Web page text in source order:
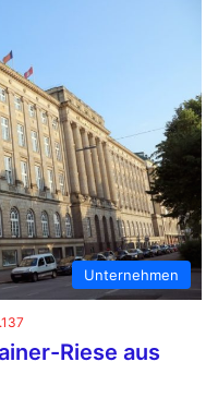
Unternehmen
Riese aus